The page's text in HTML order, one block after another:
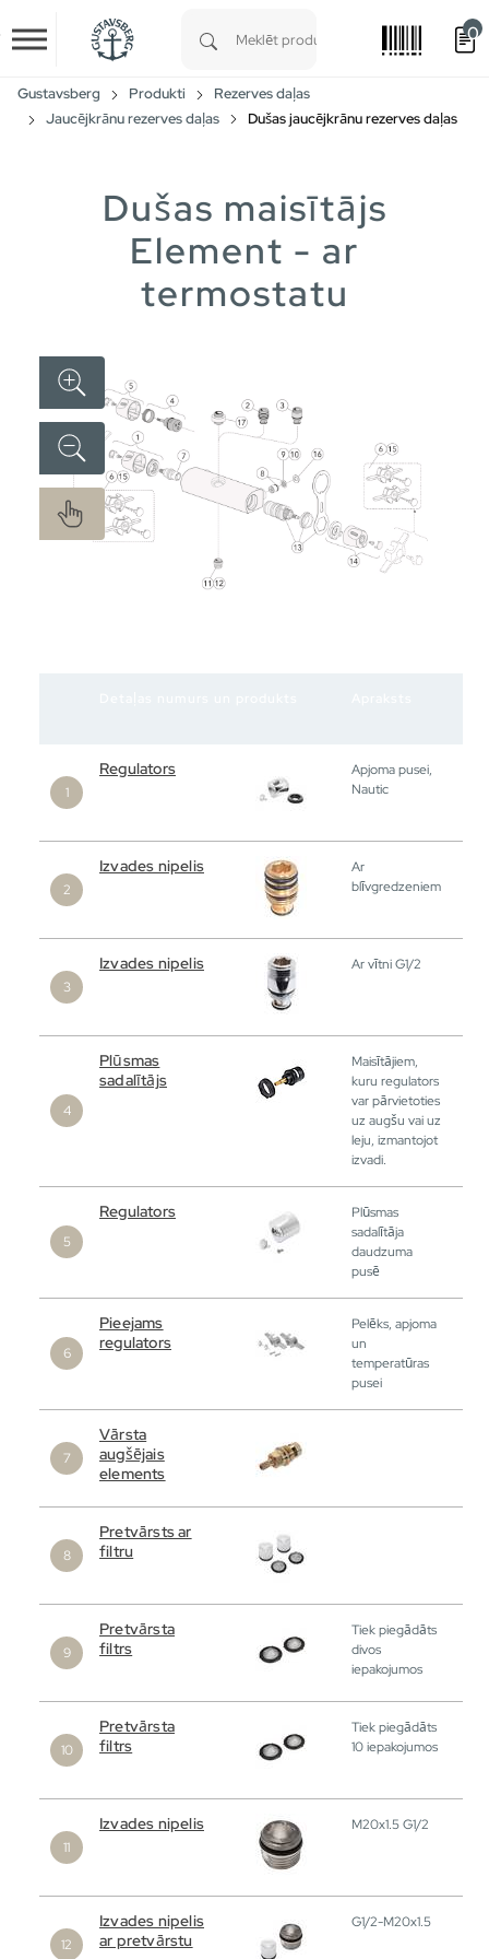
Skip to main content
0
Gustavsberg Produkti
Rezerves daļas
Jaucējkrānu rezerves daļas
Dušas jaucējkrānu rezerves daļas
Dušas maisītājs
Element - ar
termostatu
Regulators
Apjoma pusei,
Nautic
Izvades nipelis
Ar
blīvgredzeniem
Izvades nipelis Ar vītni G1/2
Plūsmas
sadalītājs
Maisītājiem,
kuru regulators
var pārvietoties
uz augšu vai uz
leju, izmantojot
izvadi.
Regulators
Plūsmas
sadalītāja
daudzuma
pusē
Pieejams
regulators
Pelēks, apjoma
un
temperatūras
pusei
Vārsta
augšējais
elements
Pretvārsts ar
filtru
Pretvārsta
filtrs
Tiek piegādāts
divos
iepakojumos
Pretvārsta
filtrs
Tiek piegādāts
10 iepakojumos
Izvades nipelis M20x1.5 G1/2
Izvades nipelis
ar pretvārstu
G1/2-M20x1.5